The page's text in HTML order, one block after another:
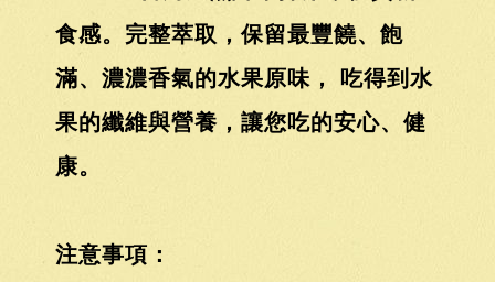
食感。完整萃取，保留最豐饒、飽
滿、濃濃香氣的水果原味， 吃得到水
果的纖維與營養，讓您吃的安心、健
康。
注意事項：